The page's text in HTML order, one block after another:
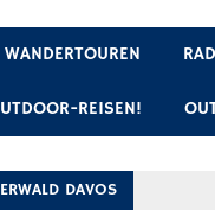
WANDERTOUREN
REISEN!
DAVOS